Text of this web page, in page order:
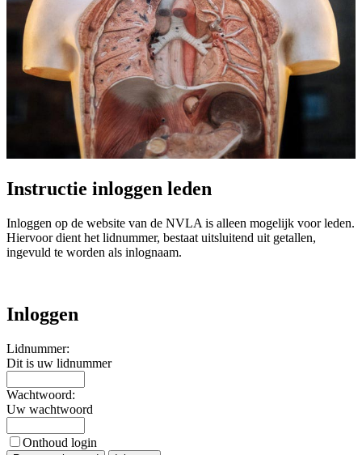
Instructie inloggen leden
Inloggen op de website van de NVLA is alleen mogelijk voor leden.
Hiervoor dient het lidnummer, bestaat uitsluitend uit getallen,
ingevuld te worden als inlognaam.
Inloggen
Lidnummer:
Dit is uw lidnummer
Wachtwoord:
Uw wachtwoord
Onthoud login